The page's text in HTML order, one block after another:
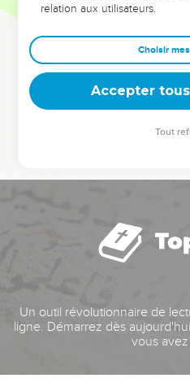
Dans cette conférence, leaders,
clés pour avancer avec plus de
deviennent vos tremplins. Que
équipe, un groupe ou une
Un outil révolutionnaire de
ligne. Démarrez dès
vous avez
relation aux utilisateurs.
Choisir
Accepter
Tout